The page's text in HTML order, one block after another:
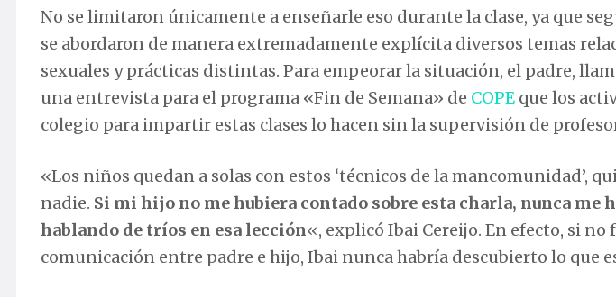
No se limitaron únicamente a enseñarle eso durante la clase, ya que
se abordaron de manera extremadamente explícita diversos temas
sexuales y prácticas distintas. Para empeorar la situación, el padre,
una entrevista para el programa «Fin de Semana» de COPE que los
colegio para impartir estas clases lo hacen sin la supervisión de
«Los niños quedan a solas con estos ‘técnicos de la mancomunidad’,
nadie. Si mi hijo no me hubiera contado sobre esta charla, nunca me
hablando de tríos en esa lección«, explicó Ibai Cereijo. En efecto, si no
comunicación entre padre e hijo, Ibai nunca habría descubierto lo que